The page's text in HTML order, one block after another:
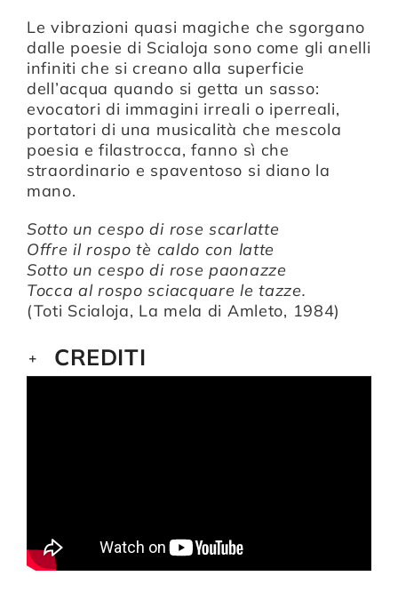
Le vibrazioni quasi magiche che sgorgano
dalle poesie di Scialoja sono come gli anelli
infiniti che si creano alla superficie
dell’acqua quando si getta un sasso:
evocatori di immagini irreali o iperreali,
portatori di una musicalità che mescola
poesia e filastrocca, fanno sì che
straordinario e spaventoso si diano la
mano.
Sotto un cespo di rose scarlatte
Offre il rospo tè caldo con latte
Sotto un cespo di rose paonazze
Tocca al rospo sciacquare le tazze.
(Toti Scialoja, La mela di Amleto, 1984)
CREDITI